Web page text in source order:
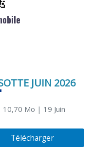
JUIN 2026
Mo | 19 Juin
Télécharger